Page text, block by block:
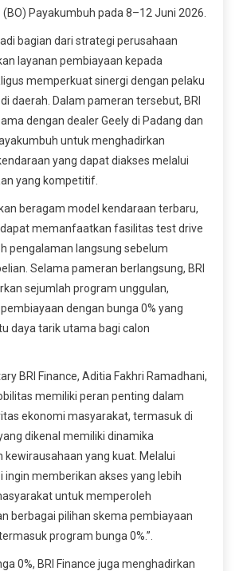
(BO) Payakumbuh pada 8–12 Juni 2026.
bagian dari strategi perusahaan
layanan pembiayaan kepada
memperkuat sinergi dengan pelaku
daerah. Dalam pameran tersebut, BRI
dengan dealer Geely di Padang dan
untuk menghadirkan
yang dapat diakses melalui
yang kompetitif.
beragam model kendaraan terbaru,
memanfaatkan fasilitas test drive
pengalaman langsung sebelum
Selama pameran berlangsung, BRI
sejumlah program unggulan,
dengan bunga 0% yang
daya tarik utama bagi calon
BRI Finance, Aditia Fakhri Ramadhani,
memiliki peran penting dalam
ekonomi masyarakat, termasuk di
dikenal memiliki dinamika
kewirausahaan yang kuat. Melalui
ingin memberikan akses yang lebih
untuk memperoleh
berbagai pilihan skema pembiayaan
program bunga 0%.”.
0%, BRI Finance juga menghadirkan